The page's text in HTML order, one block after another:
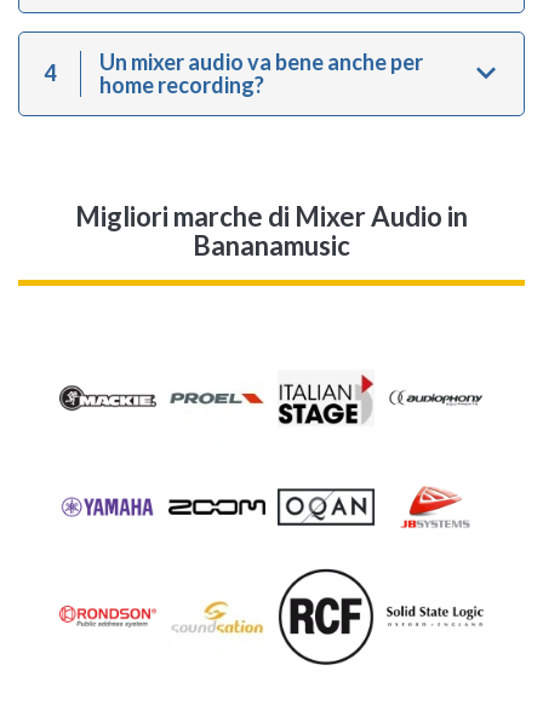
4
Un mixer audio va bene anche per
home recording?
Migliori marche di Mixer Audio in
Bananamusic